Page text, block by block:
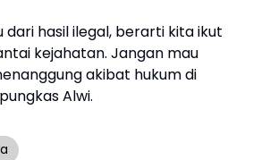
dari hasil ilegal, berarti kita ikut
kejahatan. Jangan mau
akibat hukum di
Alwi.